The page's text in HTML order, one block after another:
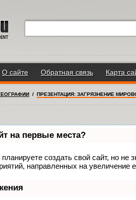
О сайте Обратная связь Карта
/ ПРЕЗЕНТАЦИЯ: ЗАГРЯЗНЕНИЕ
на первые места?
создать свой сайт, но не
направленных на увеличение